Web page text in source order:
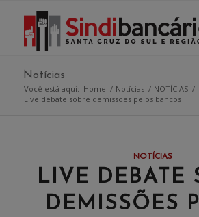
Notícias
Você está aqui: Home / Notícias / NOTÍCIAS /
Live debate sobre demissões pelos bancos
NOTÍCIAS
LIVE DEBATE
DEMISSÕES